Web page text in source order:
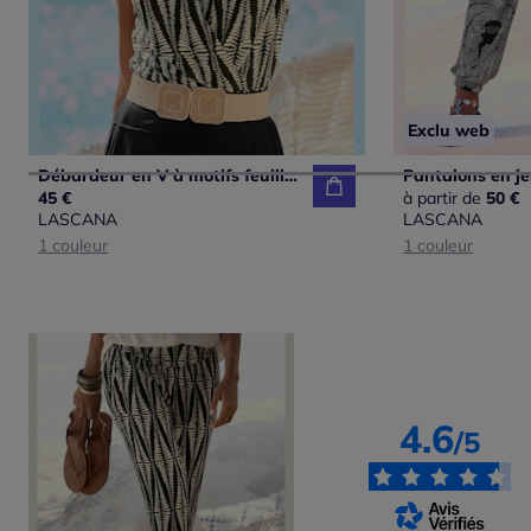
Débardeur en V à motifs feuillus avec couture flatteuse
45 €
LASCANA
1 couleur
Exclu web
à partir de 50 €
LASCANA
1 couleur
4.6/5